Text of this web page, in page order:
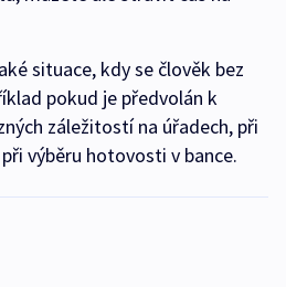
situace, kdy se člověk bez
pokud je předvolán k
záležitostí na úřadech, při
výběru hotovosti v bance.